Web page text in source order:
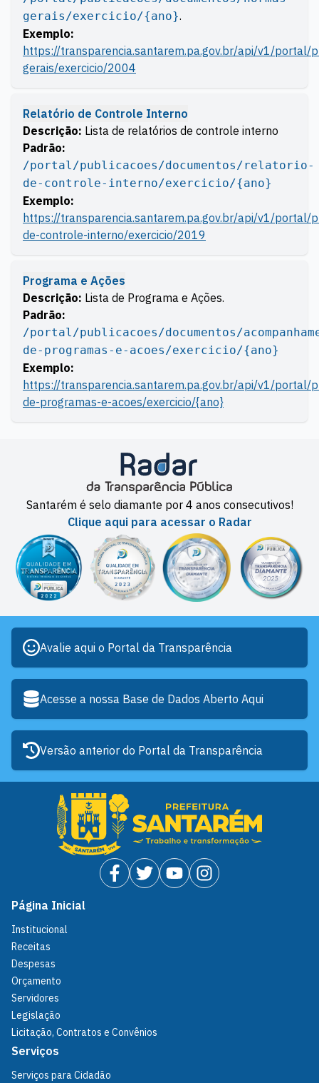
gerais/exercicio/{ano}.
Exemplo:
https://transparencia.santarem.pa.gov.br/api/v1/portal/
gerais/exercicio/2004
Relatório de Controle Interno
Descrição: Lista de relatórios de controle interno
Padrão:
/portal/publicacoes/documentos/relatorio-
de-controle-interno/exercicio/{ano}
Exemplo:
https://transparencia.santarem.pa.gov.br/api/v1/portal/
de-controle-interno/exercicio/2019
Programa e Ações
Descrição: Lista de Programa e Ações.
Padrão:
/portal/publicacoes/documentos/
de-programas-e-acoes/exercicio/{ano}
Exemplo:
https://transparencia.santarem.pa.gov.br/api/v1/
de-programas-e-acoes/exercicio/{ano}
Santarém é selo diamante por 4 anos consecutivos!
Clique aqui para acessar o Radar
Avalie aqui o Portal da Transparência
Acesse a nossa Base de Dados Aberto Aqui
Versão anterior do Portal da Transparência
Página Inicial
Institucional
Receitas
Despesas
Orçamento
Servidores
Legislação
Licitação, Contratos e Convênios
Serviços
Serviços para Cidadão